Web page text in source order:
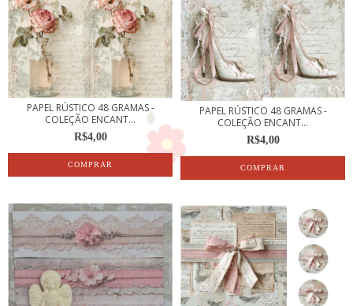
PAPEL RÚSTICO 48 GRAMAS -
COLEÇÃO ENCANT...
R$4,00
PAPEL RÚSTICO 48 GRAMAS -
COLEÇÃO ENCANT...
R$4,00